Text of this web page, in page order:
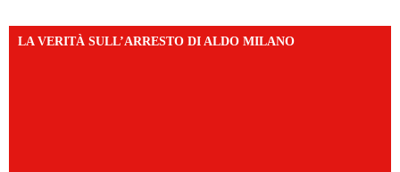
LA VERITÀ SULL’ARRESTO DI ALDO MILANO